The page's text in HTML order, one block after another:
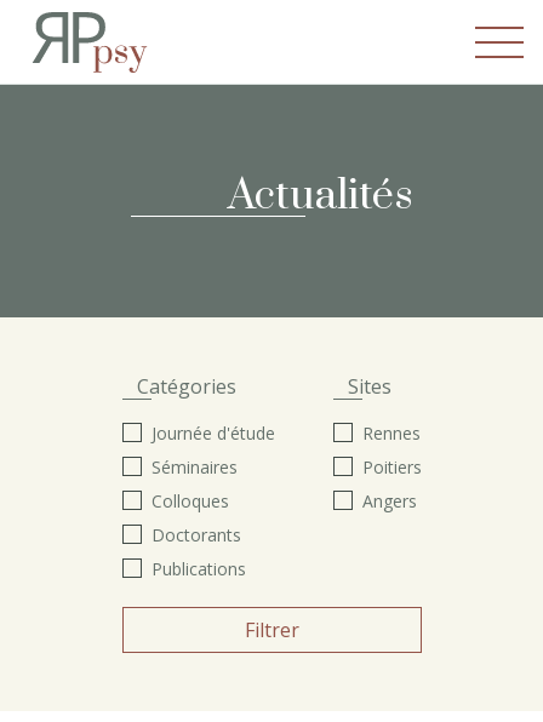
Recherches en
Actualités
Catégories
Journée d'étude
Séminaires
Colloques
Doctorants
Publications
Sites
Rennes
Poitiers
Angers
Filtrer